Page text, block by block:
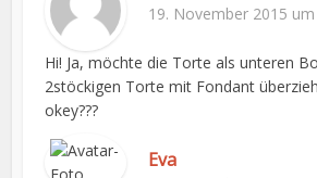
19. November 2015
Hi! Ja, möchte die Torte als unteren
2stöckigen Torte mit Fondant
okey???
Eva